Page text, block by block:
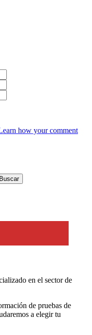
how your comment
en el sector de
de pruebas de
a elegir tu